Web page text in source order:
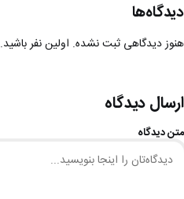
دیدگاه‌ها
هنوز دیدگاهی ثبت نشده. اولین نفر باشید.
ارسال دیدگاه
متن دیدگاه